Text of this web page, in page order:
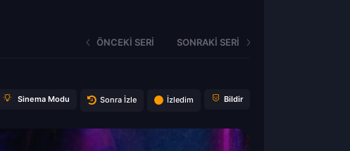
ÖNCEKI SERI SONRAKI SERI
Sinema Modu Sonra İzle İzledim Bildir